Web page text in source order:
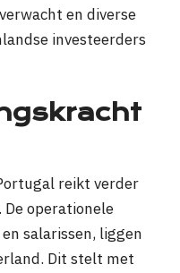
en diverse
investeerders
reikt verder
operationele
salarissen, liggen
Dit stelt met